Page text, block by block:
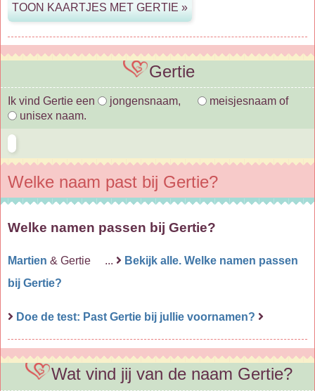
Gertie
Ik vind Gertie een jongensnaam,
meisjesnaam of
unisex naam.
Welke naam past bij Gertie?
Welke namen passen bij Gertie?
Martien & Gertie ...
Bekijk alle. Welke namen passen
bij Gertie?
Doe de test: Past Gertie bij jullie voornamen?
Wat vind jij van de naam Gertie?